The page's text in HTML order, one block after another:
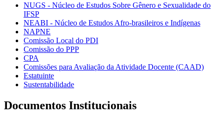
NUGS - Núcleo de Estudos Sobre Gênero e Sexualidade do
IFSP
NEABI - Núcleo de Estudos Afro-brasileiros e Indígenas
NAPNE
Comissão Local do PDI
Comissão do PPP
CPA
Comissões para Avaliação da Atividade Docente (CAAD)
Estatuinte
Sustentabilidade
Documentos Institucionais